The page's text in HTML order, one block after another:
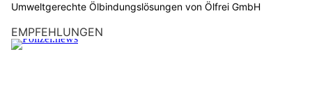
Umweltgerechte Ölbindungslösungen von Ölfrei GmbH
EMPFEHLUNGEN